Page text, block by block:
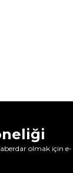
olmak için e-